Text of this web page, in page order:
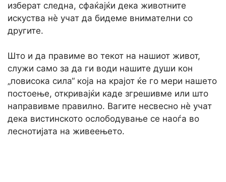
изберат следна, сфаќајќи дека животните
искуства нè учат да бидеме внимателни со
другите.
Што и да правиме во текот на нашиот живот,
служи само за да ги води нашите души кон
„повисока сила“ која на крајот ќе го мери нашето
постоење, откривајќи каде згрешивме или што
направивме правилно. Вагите несвесно нè учат
дека вистинското ослободување се наоѓа во
леснотијата на живеењето.